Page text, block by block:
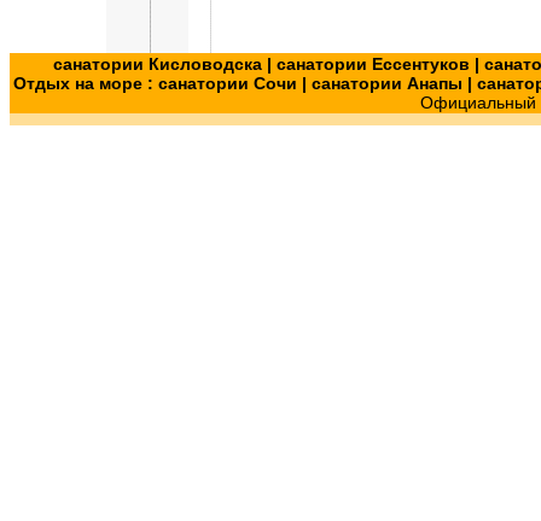
санатории Кисловодска| санатории Ессентуков |
Отдых на море : санатории Сочи | санатории Анапы |
Официальный